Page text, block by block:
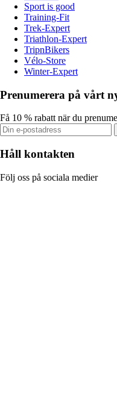
Sport is good
Training-Fit
Trek-Expert
Triathlon-Expert
TripnBikers
Vélo-Store
Winter-Expert
Prenumerera på vårt
Få 10 % rabatt när du
Håll kontakten
Följ oss på sociala medier